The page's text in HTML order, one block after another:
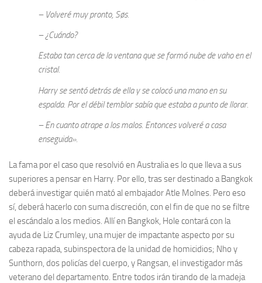
– Volveré muy pronto, Søs.
– ¿Cuándo?
Estaba tan cerca de la ventana que se formó nube de vaho en el
cristal.
Harry se sentó detrás de ella y se colocó una mano en su
espalda. Por el débil temblor sabía que estaba a punto de llorar.
– En cuanto atrape a los malos. Entonces volveré a casa
enseguida».
La fama por el caso que resolvió en Australia es lo que lleva a sus
superiores a pensar en Harry. Por ello, tras ser destinado a Bangkok
deberá investigar quién mató al embajador Atle Molnes. Pero eso
sí, deberá hacerlo con suma discreción, con el fin de que no se filtre
el escándalo a los medios. Allí en Bangkok, Hole contará con la
ayuda de Liz Crumley, una mujer de impactante aspecto por su
cabeza rapada, subinspectora de la unidad de homicidios; Nho y
Sunthorn, dos policías del cuerpo, y Rangsan, el investigador más
veterano del departamento. Entre todos irán tirando de la madeja